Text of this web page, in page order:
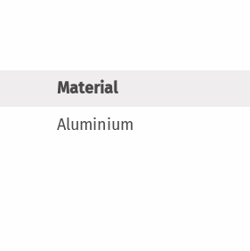
Material
Aluminium